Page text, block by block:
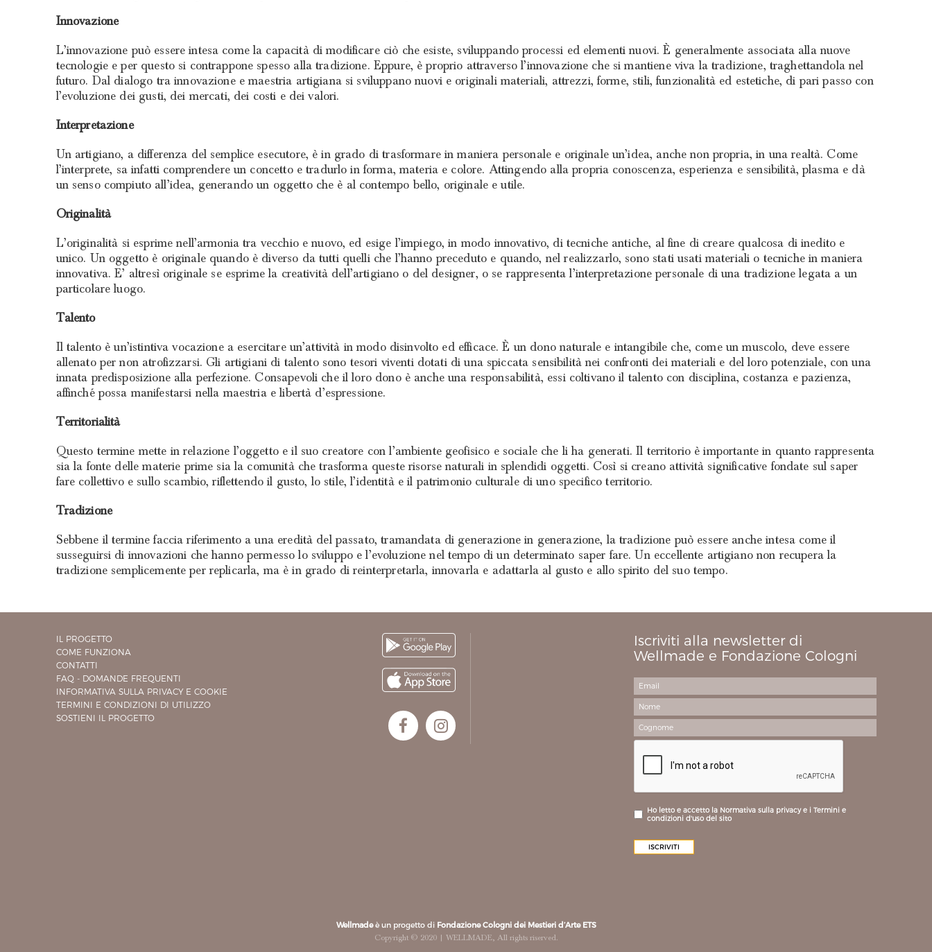
Innovazione
L’innovazione può essere intesa come la capacità di modificare ciò che esiste, sviluppando processi ed elementi nuovi. È generalmente associata alla nuove
tecnologie e per questo si contrappone spesso alla tradizione. Eppure, è proprio attraverso l’innovazione che si mantiene viva la tradizione, traghettandola nel
futuro. Dal dialogo tra innovazione e maestria artigiana si sviluppano nuovi e originali materiali, attrezzi, forme, stili, funzionalità ed estetiche, di pari passo con
l’evoluzione dei gusti, dei mercati, dei costi e dei valori.
Interpretazione
Un artigiano, a differenza del semplice esecutore, è in grado di trasformare in maniera personale e originale un’idea, anche non propria, in una realtà. Come
l’interprete, sa infatti comprendere un concetto e tradurlo in forma, materia e colore. Attingendo alla propria conoscenza, esperienza e sensibilità, plasma e dà
un senso compiuto all’idea, generando un oggetto che è al contempo bello, originale e utile.
Originalità
L’originalità si esprime nell’armonia tra vecchio e nuovo, ed esige l’impiego, in modo innovativo, di tecniche antiche, al fine di creare qualcosa di inedito e
unico. Un oggetto è originale quando è diverso da tutti quelli che l’hanno preceduto e quando, nel realizzarlo, sono stati usati materiali o tecniche in maniera
innovativa. E’ altresì originale se esprime la creatività dell’artigiano o del designer, o se rappresenta l’interpretazione personale di una tradizione legata a un
particolare luogo.
Talento
Il talento è un’istintiva vocazione a esercitare un’attività in modo disinvolto ed efficace. È un dono naturale e intangibile che, come un muscolo, deve essere
allenato per non atrofizzarsi. Gli artigiani di talento sono tesori viventi dotati di una spiccata sensibilità nei confronti dei materiali e del loro potenziale, con una
innata predisposizione alla perfezione. Consapevoli che il loro dono è anche una responsabilità, essi coltivano il talento con disciplina, costanza e pazienza,
affinché possa manifestarsi nella maestria e libertà d’espressione.
Territorialità
Questo termine mette in relazione l’oggetto e il suo creatore con l’ambiente geofisico e sociale che li ha generati. Il territorio è importante in quanto rappresenta
sia la fonte delle materie prime sia la comunità che trasforma queste risorse naturali in splendidi oggetti. Così si creano attività significative fondate sul saper
fare collettivo e sullo scambio, riflettendo il gusto, lo stile, l’identità e il patrimonio culturale di uno specifico territorio.
Tradizione
Sebbene il termine faccia riferimento a una eredità del passato, tramandata di generazione in generazione, la tradizione può essere anche intesa come il
susseguirsi di innovazioni che hanno permesso lo sviluppo e l’evoluzione nel tempo di un determinato saper fare. Un eccellente artigiano non recupera la
tradizione semplicemente per replicarla, ma è in grado di reinterpretarla, innovarla e adattarla al gusto e allo spirito del suo tempo.
IL PROGETTO
COME FUNZIONA
CONTATTI
FAQ - DOMANDE FREQUENTI
INFORMATIVA SULLA PRIVACY E COOKIE
TERMINI E CONDIZIONI DI UTILIZZO
SOSTIENI IL PROGETTO
Iscriviti alla newsletter di
Wellmade e Fondazione Cologni
Ho letto e accetto la Normativa sulla privacy e i Termini e
condizioni d'uso del sito
Wellmadeè un progetto di Fondazione Cologni dei Mestieri d’Arte ETS
Copyright © 2020 | WELLMADE, All rights riserved.